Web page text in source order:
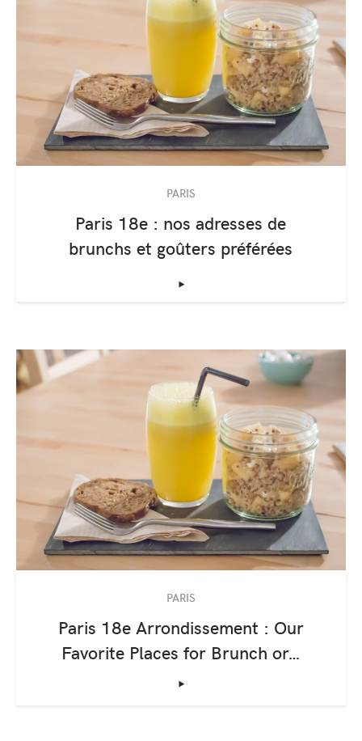
PARIS
Paris 18e : nos adresses de
brunchs et goûters préférées
‣
PARIS
Paris 18e Arrondissement : Our
Favorite Places for Brunch or…
‣